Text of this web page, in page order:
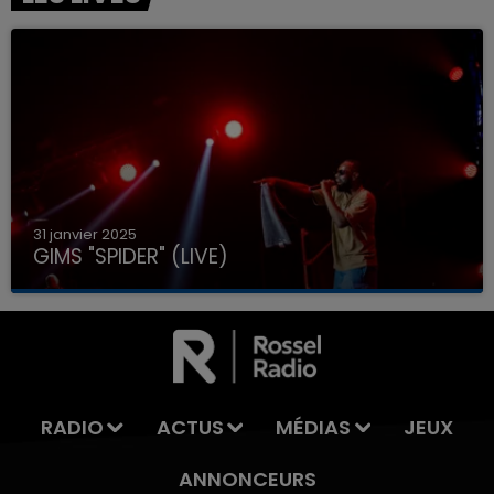
31 janvier 2025
GIMS "SPIDER" (LIVE)
RADIO ACTUS MÉDIAS
JEUX
ANNONCEURS